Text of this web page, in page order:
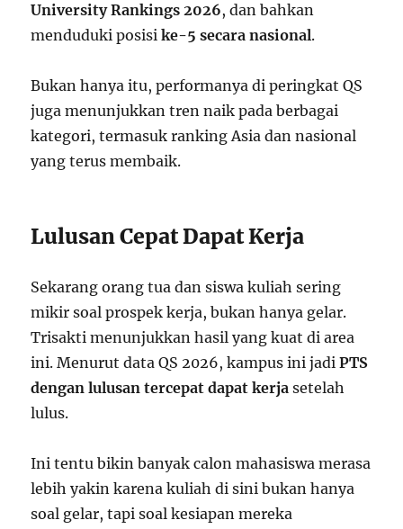
University Rankings 2026, dan bahkan
menduduki posisike-5 secara nasional.
Bukan hanya itu, performanya di peringkat QS
juga menunjukkan tren naik pada berbagai
kategori, termasuk ranking Asia dan nasional
yang terus membaik.
Lulusan Cepat Dapat Kerja
Sekarang orang tua dan siswa kuliah sering
mikir soal prospek kerja, bukan hanya gelar.
Trisakti menunjukkan hasil yang kuat di area
ini. Menurut data QS 2026, kampus ini jadiPTS
dengan lulusan tercepat dapat kerja setelah
lulus.
Ini tentu bikin banyak calon mahasiswa merasa
lebih yakin karena kuliah di sini bukan hanya
soal gelar, tapi soal kesiapan mereka